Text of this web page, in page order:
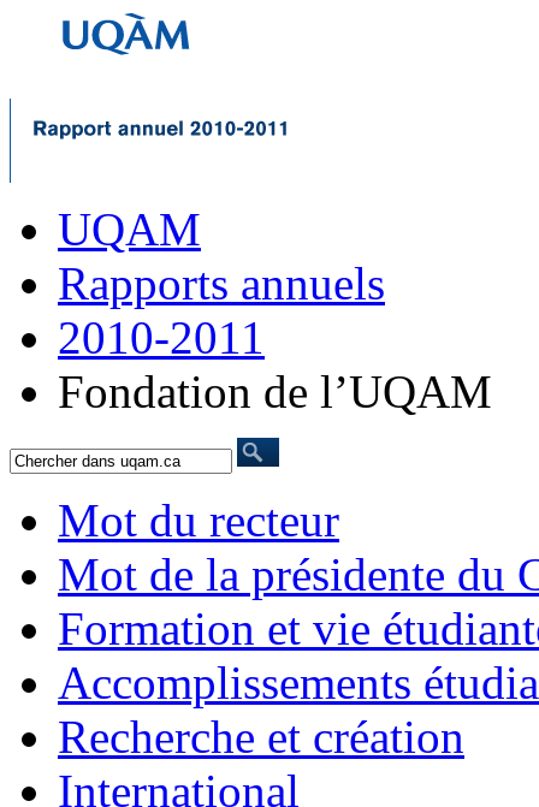
UQAM
Rapports annuels
2010-2011
Fondation de l’UQAM
Mot du recteur
Mot de la présidente du
Formation et vie
Accomplissements
Recherche et création
International